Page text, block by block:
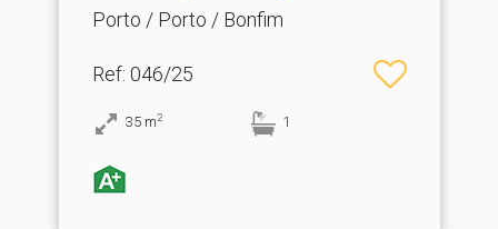
Porto / Porto / Bonfim
Ref: 046/25
35 m2 1